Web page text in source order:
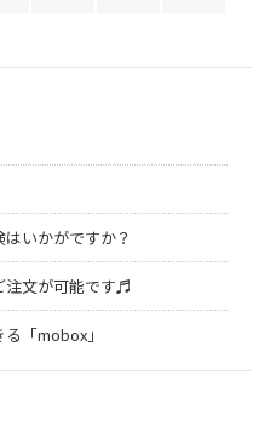
いかがですか？
注文が可能です♬
「mobox」